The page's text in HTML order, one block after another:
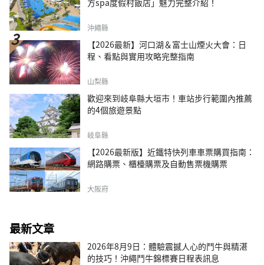
方spa度假村飯店」魅力完整介紹！
沖繩縣
【2026最新】河口湖＆富士山煙火大會：日
程、看點與實用攻略完整指南
山梨縣
歡迎來到岐阜縣大垣市！車站步行範圍內推薦
的4個旅遊景點
岐阜縣
【2026最新版】近鐵特快列車車票購買指南：
網路購票、櫃檯購票及自動售票機購票
大阪府
最新文章
2026年8月9日：體驗震撼人心的鬥牛與精湛
的技巧！沖繩鬥牛錦標賽日程表訊息